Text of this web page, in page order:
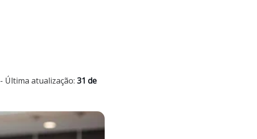
- Última atualização: 31 de